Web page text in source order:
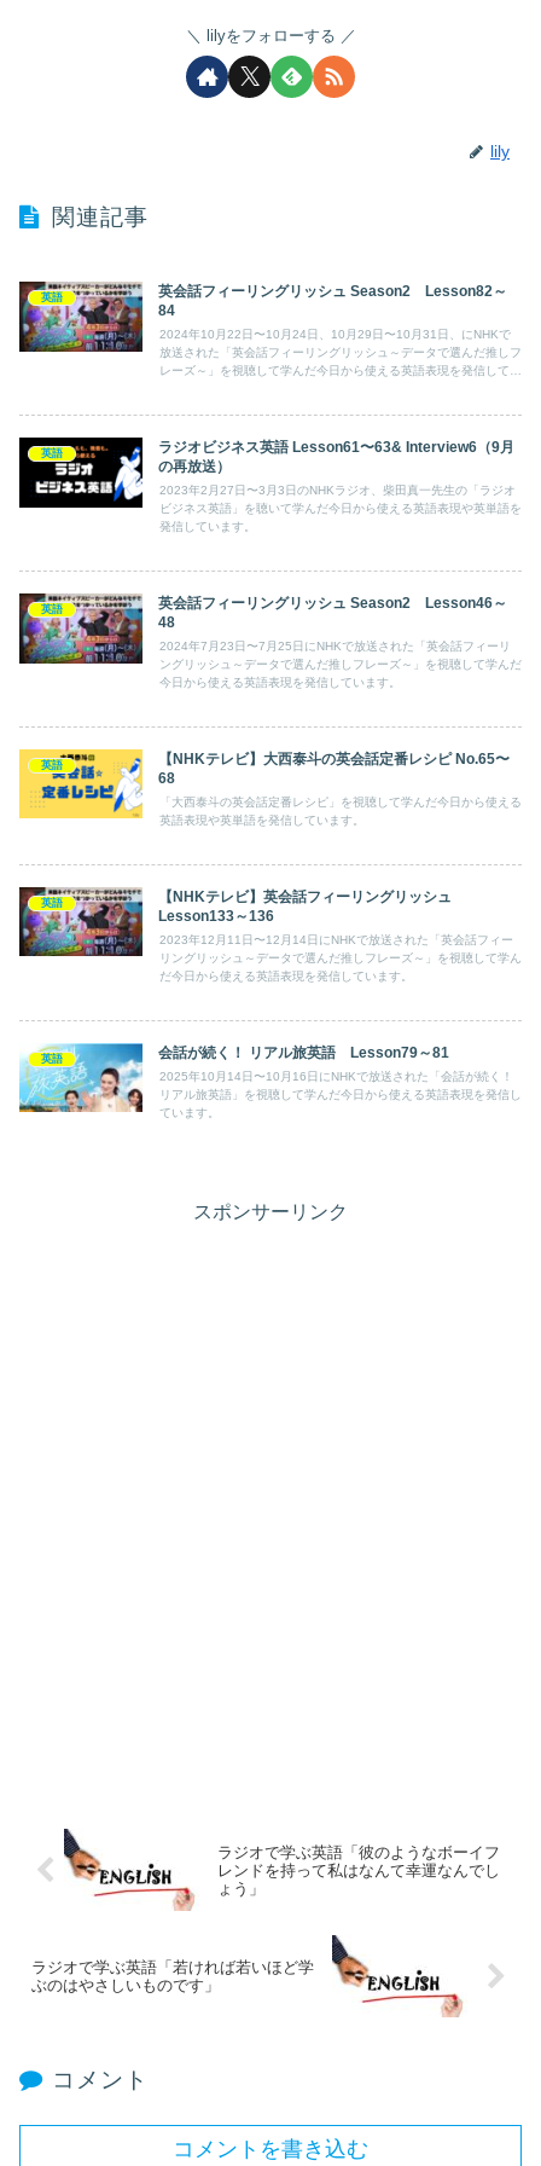
lilyをフォローする
lily
関連記事
英語
英会話フィーリングリッシュ Season2 Lesson82～
84
2024年10月22日〜10月24日、10月29日〜10月31日、にNHKで
放送された「英会話フィーリングリッシュ～データで選んだ推しフ
レーズ～」を視聴して学んだ今日から使える英語表現を発信してい
英語
ラジオビジネス英語 Lesson61〜63& Interview6（9月
の再放送）
2023年2月27日〜3月3日のNHKラジオ、柴田真一先生の「ラジオ
ビジネス英語」を聴いて学んだ今日から使える英語表現や英単語を
発信しています。
英語
英会話フィーリングリッシュ Season2 Lesson46～
48
2024年7月23日〜7月25日にNHKで放送された「英会話フィーリ
ングリッシュ～データで選んだ推しフレーズ～」を視聴して学んだ
今日から使える英語表現を発信しています。
英語
【NHKテレビ】大西泰斗の英会話定番レシピ No.65〜
68
「大西泰斗の英会話定番レシピ」を視聴して学んだ今日から使える
英語表現や英単語を発信しています。
英語
【NHKテレビ】英会話フィーリングリッシュ
Lesson133～136
2023年12月11日〜12月14日にNHKで放送された「英会話フィー
リングリッシュ～データで選んだ推しフレーズ～」を視聴して学ん
だ今日から使える英語表現を発信しています。
英語 会話が続く！ リアル旅英語 Lesson79～81
2025年10月14日〜10月16日にNHKで放送された「会話が続く！
リアル旅英語」を視聴して学んだ今日から使える英語表現を発信し
ています。
スポンサーリンク
ラジオで学ぶ英語「彼のようなボーイフ
レンドを持って私はなんて幸運なんでし
ょう」
ラジオで学ぶ英語「若ければ若いほど学
ぶのはやさしいものです」
コメント
コメントを書き込む